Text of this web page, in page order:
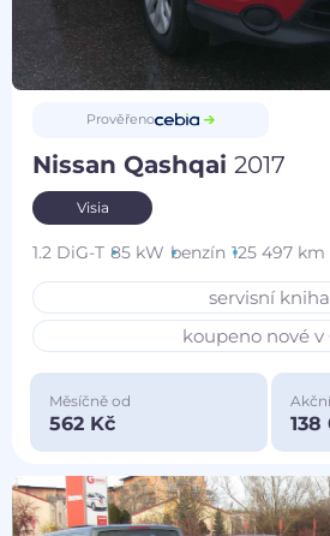
Prověřeno
Nissan Qashqai2017
Visia
1.2 DiG-T 85 kW benzín 125 497 km
servisní kniha
koupeno nové v
Měsíčně od
562 Kč